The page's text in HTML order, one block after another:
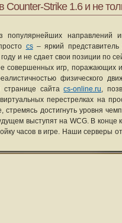
Strike 1.6 и не
направлений
cs– яркий представитель
и не сдает свои позиции по
совершенных игр, поражающих
физического
странице сайтаcs-online.ru,
перестрелках на
достигнуть уровня
выступят на WCG. В конце
часов в игре. Наши серверы